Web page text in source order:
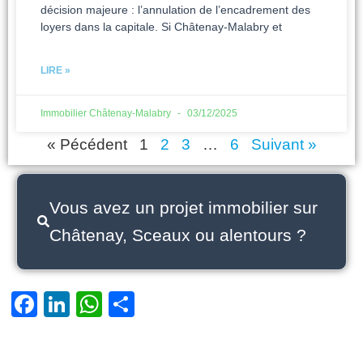
décision majeure : l’annulation de l’encadrement des
loyers dans la capitale. Si Châtenay-Malabry et
LIRE »
Immobilier Châtenay-Malabry 03/12/2025
« Pécédent 1 2 3 … 6 Suivant »
Vous avez un projet immobilier sur
Châtenay, Sceaux ou alentours ?
Facebook
LinkedIn
WhatsApp